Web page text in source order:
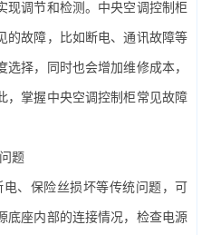
现调节和检测。中央空调控制柜
的故障，比如断电、通讯故障等
择，同时也会增加维修成本，
，掌握中央空调控制柜常见故障
题
、保险丝损坏等传统问题，可
底座内部的连接情况，检查电源